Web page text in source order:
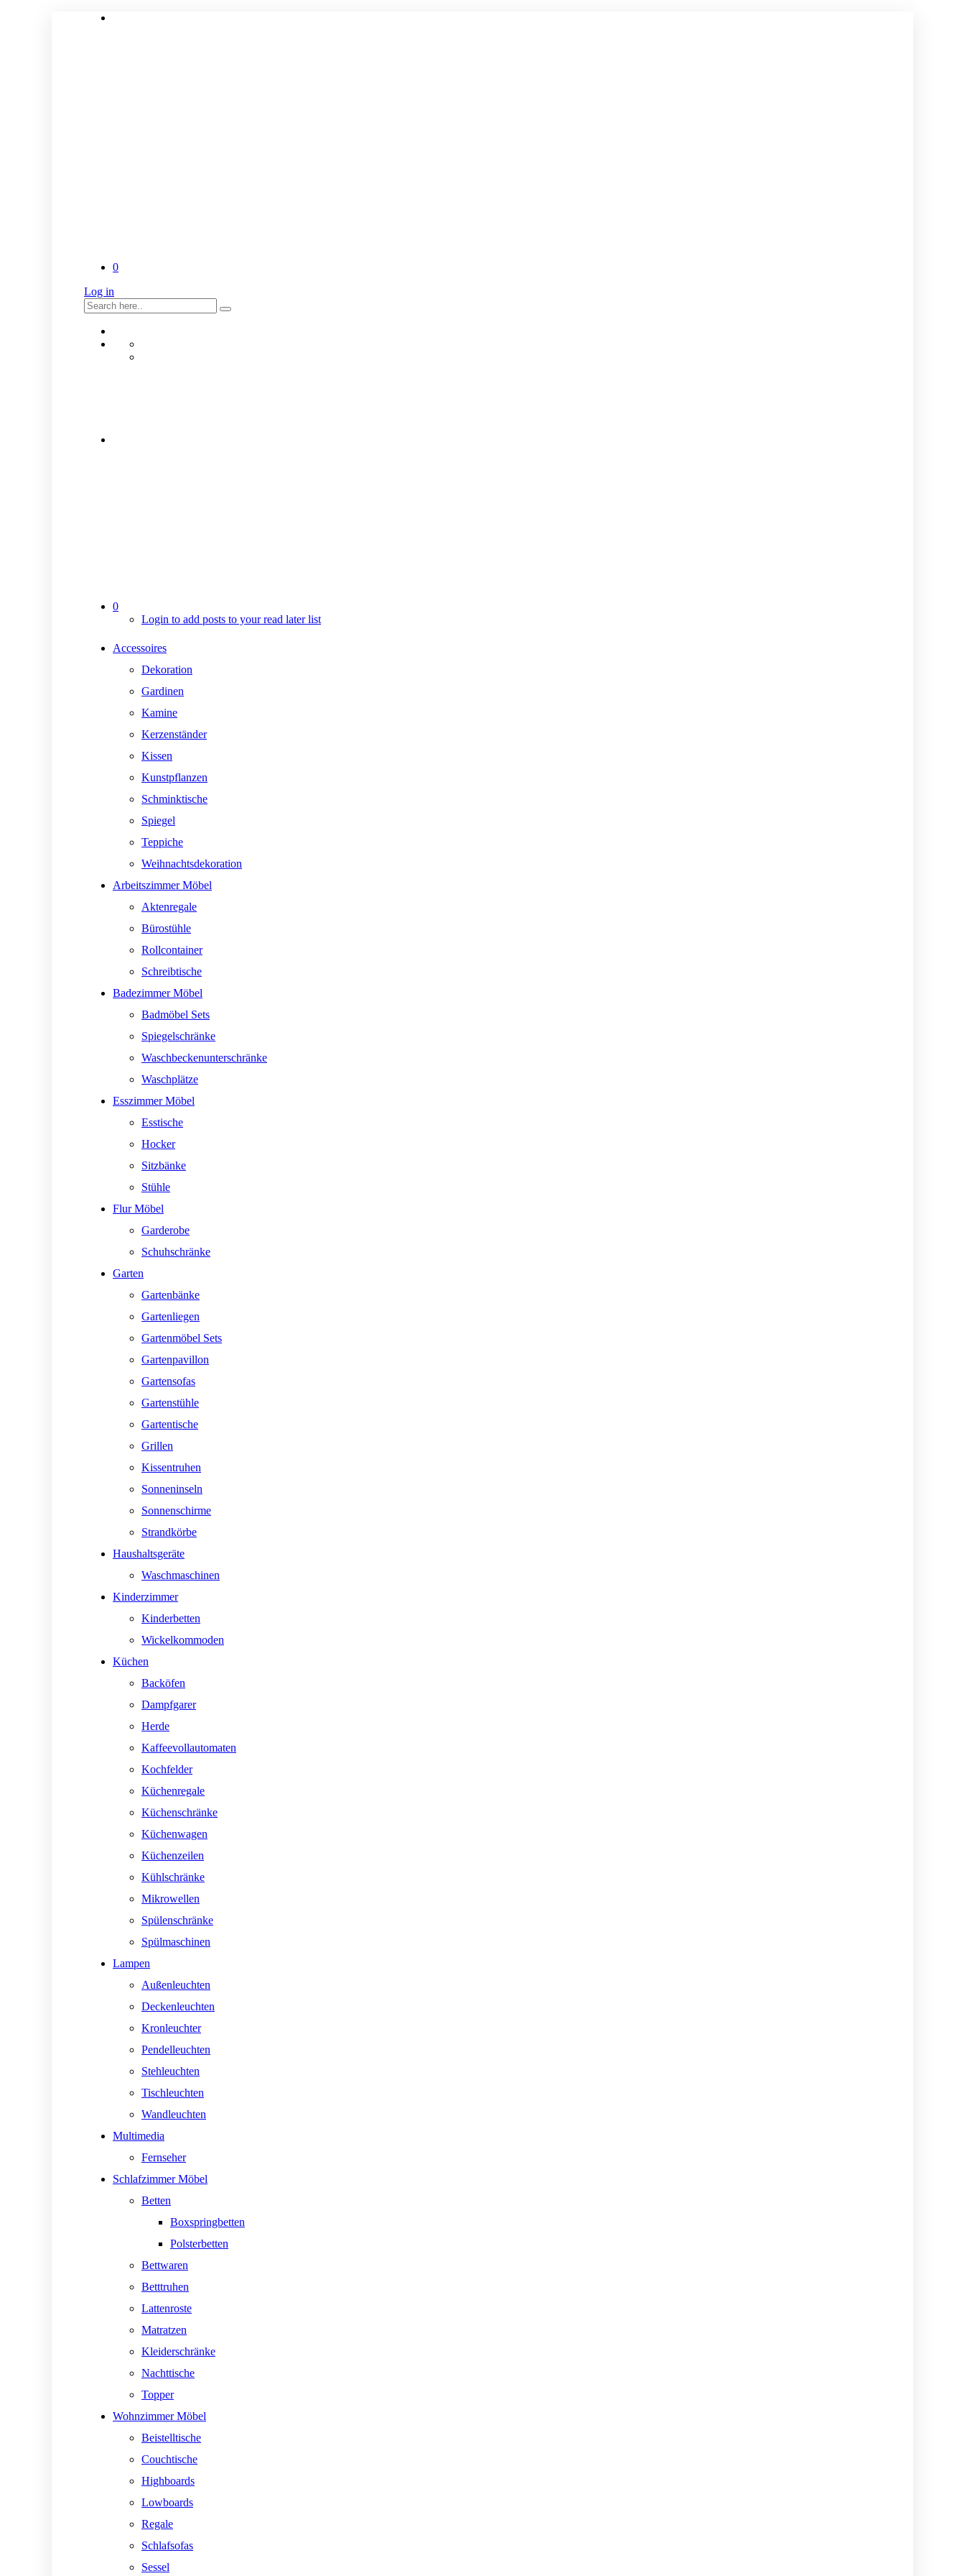
0
Log in
0
Login to add posts to your read later list
Accessoires
Dekoration
Gardinen
Kamine
Kerzenständer
Kissen
Kunstpflanzen
Schminktische
Spiegel
Teppiche
Weihnachtsdekoration
Arbeitszimmer Möbel
Aktenregale
Bürostühle
Rollcontainer
Schreibtische
Badezimmer Möbel
Badmöbel Sets
Spiegelschränke
Waschbeckenunterschränke
Waschplätze
Esszimmer Möbel
Esstische
Hocker
Sitzbänke
Stühle
Flur Möbel
Garderobe
Schuhschränke
Garten
Gartenbänke
Gartenliegen
Gartenmöbel Sets
Gartenpavillon
Gartensofas
Gartenstühle
Gartentische
Grillen
Kissentruhen
Sonneninseln
Sonnenschirme
Strandkörbe
Haushaltsgeräte
Waschmaschinen
Kinderzimmer
Kinderbetten
Wickelkommoden
Küchen
Backöfen
Dampfgarer
Herde
Kaffeevollautomaten
Kochfelder
Küchenregale
Küchenschränke
Küchenwagen
Küchenzeilen
Kühlschränke
Mikrowellen
Spülenschränke
Spülmaschinen
Lampen
Außenleuchten
Deckenleuchten
Kronleuchter
Pendelleuchten
Stehleuchten
Tischleuchten
Wandleuchten
Multimedia
Fernseher
Schlafzimmer Möbel
Betten
Boxspringbetten
Polsterbetten
Bettwaren
Betttruhen
Lattenroste
Matratzen
Kleiderschränke
Nachttische
Topper
Wohnzimmer Möbel
Beistelltische
Couchtische
Highboards
Lowboards
Regale
Schlafsofas
Sessel